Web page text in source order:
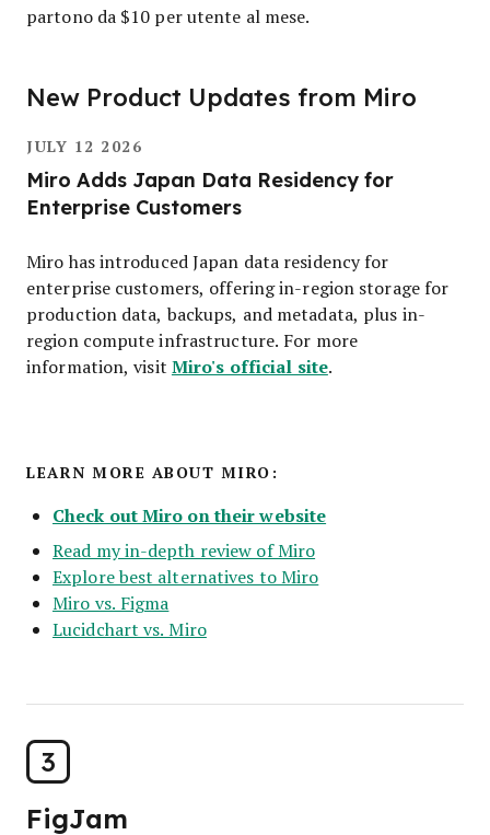
partono da $10 per utente al mese.
New Product Updates from Miro
JULY 12 2026
Miro Adds Japan Data Residency for
Enterprise Customers
Miro has introduced Japan data residency for
enterprise customers, offering in-region storage for
production data, backups, and metadata, plus in-
region compute infrastructure. For more
information, visit Miro's official site.
LEARN MORE ABOUT MIRO:
Check out Miro on their website
Read my in-depth review of Miro
Explore best alternatives to Miro
Miro vs. Figma
Lucidchart vs. Miro
3
FigJam